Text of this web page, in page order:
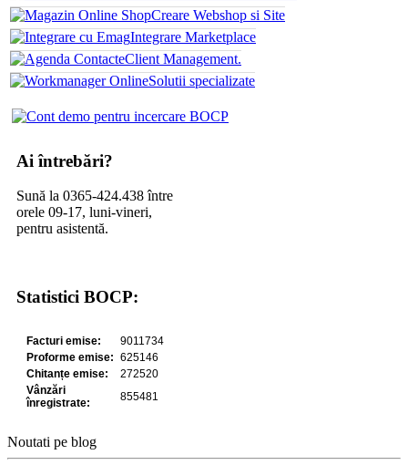
Creare Webshop si Site
Integrare Marketplace
Client Management.
Solutii specializate
Ai întrebări?
Sună la 0365-424.438 între
orele 09-17, luni-vineri,
pentru asistentă.
Statistici BOCP:
Noutati pe blog